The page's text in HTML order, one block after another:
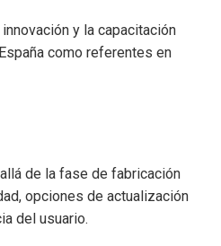
y la capacitación
como referentes en
de la fase de fabricación
opciones de actualización
del usuario.